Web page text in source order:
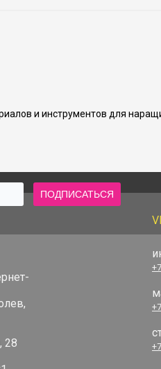
и инструментов для
28